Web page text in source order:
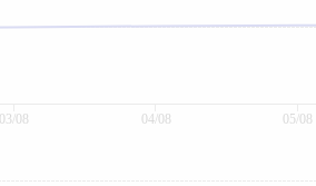
03/08 04/08 05/08